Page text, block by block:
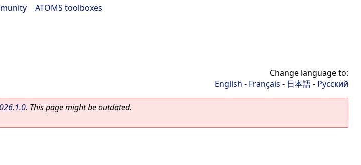
ATOMS toolboxes
Change language to:
English - Français - 日本語- Русский
. This page might be outdated.